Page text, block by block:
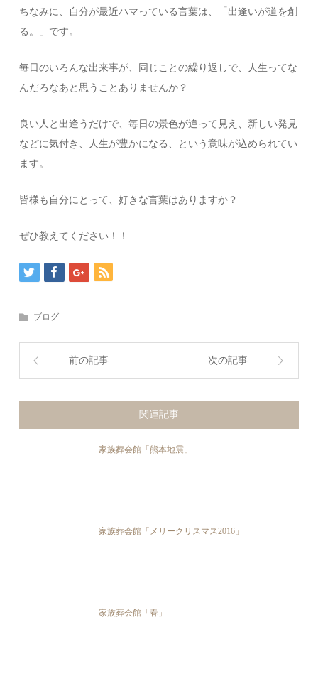
ちなみに、自分が最近ハマっている言葉は、「出逢いが道を創
る。」です。
毎日のいろんな出来事が、同じことの繰り返しで、人生ってな
んだろなあと思うことありませんか？
良い人と出逢うだけで、毎日の景色が違って見え、新しい発見
などに気付き、人生が豊かになる、という意味が込められてい
ます。
皆様も自分にとって、好きな言葉はありますか？
ぜひ教えてください！！
ブログ
前の記事 次の記事
関連記事
家族葬会館「熊本地震」
家族葬会館「メリークリスマス2016」
家族葬会館「春」